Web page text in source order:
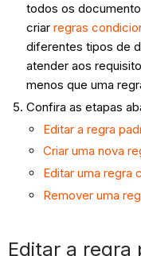
todos os
criar regras
diferentes tipos de
atender aos
menos que uma
Confira as etapas
Editar a regra
Criar uma nova
Editar uma regra
Remover uma
Editar a regra